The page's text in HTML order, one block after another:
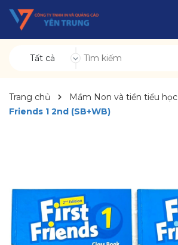
Tất cả
Trang chủ Mầm Non và tiền tiểu học
Friends 1 2nd (SB+WB)